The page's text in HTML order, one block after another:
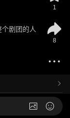
剧团的人
1
8